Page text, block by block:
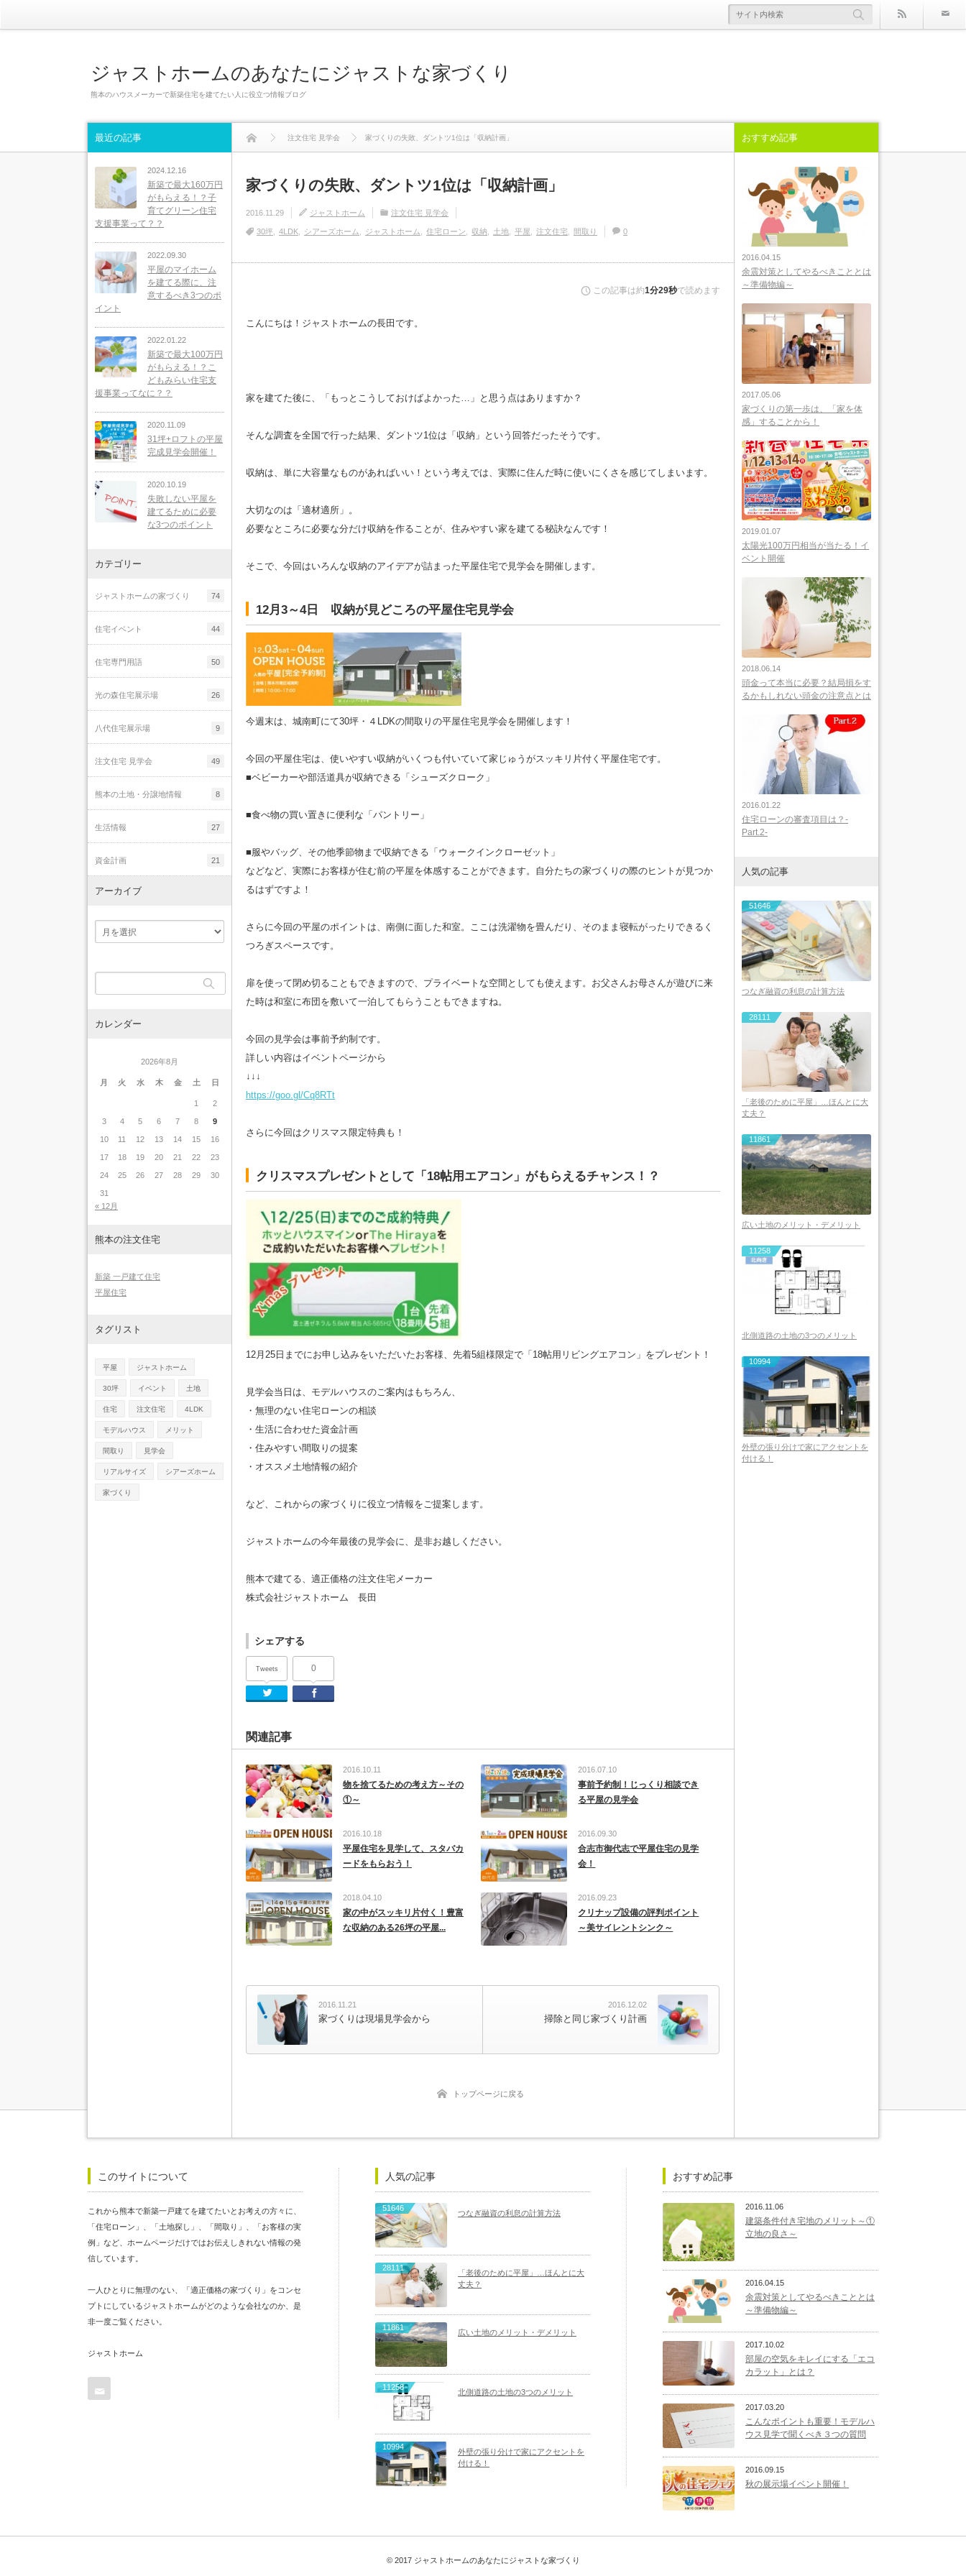
ジャストホームのあなたにジャストな家づくり
熊本のハウスメーカーで新築住宅を建てたい人に役立つ情報ブログ
注文住宅 見学会 家づくりの失敗、ダントツ1位は「収納計画」
家づくりの失敗、ダントツ1位は「収納計画」
2016.11.29 ジャストホーム 注文住宅 見学会
30坪 4LDK シアーズホーム ジャストホーム 住宅ローン 収納 土地 平屋 注文住宅 間取り 0
この記事は約1分29秒で読めます
こんにちは！ジャストホームの長田です。
家を建てた後に、「もっとこうしておけばよかった…」と思う点はありますか？
そんな調査を全国で行った結果、ダントツ1位は「収納」という回答だったそうです。
収納は、単に大容量なものがあればいい！という考えでは、実際に住んだ時に使いにくさを感じてしまいます。
大切なのは「適材適所」。
必要なところに必要な分だけ収納を作ることが、住みやすい家を建てる秘訣なんです！
そこで、今回はいろんな収納のアイデアが詰まった平屋住宅で見学会を開催します。
12月3～4日 収納が見どころの平屋住宅見学会
今週末は、城南町にて30坪・４LDKの間取りの平屋住宅見学会を開催します！
今回の平屋住宅は、使いやすい収納がいくつも付いていて家じゅうがスッキリ片付く平屋住宅です。
■ベビーカーや部活道具が収納できる「シューズクローク」
■食べ物の買い置きに便利な「パントリー」
■服やバッグ、その他季節物まで収納できる「ウォークインクローゼット」
などなど、実際にお客様が住む前の平屋を体感することができます。自分たちの家づくりの際のヒントが見つか
るはずですよ！
さらに今回の平屋のポイントは、南側に面した和室。ここは洗濯物を畳んだり、そのまま寝転がったりできるく
つろぎスペースです。
扉を使って閉め切ることもできますので、プライベートな空間としても使えます。お父さんお母さんが遊びに来
た時は和室に布団を敷いて一泊してもらうこともできますね。
今回の見学会は事前予約制です。
詳しい内容はイベントページから
↓↓↓
https://goo.gl/Cq8RTt
さらに今回はクリスマス限定特典も！
クリスマスプレゼントとして「18帖用エアコン」がもらえるチャンス！？
12月25日までにお申し込みをいただいたお客様、先着5組様限定で「18帖用リビングエアコン」をプレゼント！
見学会当日は、モデルハウスのご案内はもちろん、
・無理のない住宅ローンの相談
・生活に合わせた資金計画
・住みやすい間取りの提案
・オススメ土地情報の紹介
など、これからの家づくりに役立つ情報をご提案します。
ジャストホームの今年最後の見学会に、是非お越しください。
熊本で建てる、適正価格の注文住宅メーカー
株式会社ジャストホーム 長田
シェアする
Tweets
Twitter
0
関連記事
2016.10.11
物を捨てるための考え方～その
①～
2016.07.10
事前予約制！じっくり相談でき
る平屋の見学会
2016.10.18
平屋住宅を見学して、スタバカ
ードをもらおう！
2016.09.30
合志市御代志で平屋住宅の見学
会！
2018.04.10
家の中がスッキリ片付く！豊富
な収納のある26坪の平屋...
2016.09.23
クリナップ設備の評判ポイント
～美サイレントシンク～
2016.11.21
家づくりは現場見学会から
2016.12.02
掃除と同じ家づくり計画
トップページに戻る
最近の記事
2024.12.16
新築で最大160万円
がもらえる！？子
育てグリーン住宅
支援事業って？？
2022.09.30
平屋のマイホーム
を建てる際に、注
意するべき3つのポ
イント
2022.01.22
新築で最大100万円
がもらえる！？こ
どもみらい住宅支
援事業ってなに？？
2020.11.09
31坪+ロフトの平屋
完成見学会開催！
2020.10.19
失敗しない平屋を
建てるために必要
な3つのポイント
カテゴリー
ジャストホームの家づくり 74
住宅イベント 44
住宅専門用語 50
光の森住宅展示場 26
八代住宅展示場 9
注文住宅 見学会 49
熊本の土地・分譲地情報 8
生活情報 27
資金計画 21
アーカイブ
カレンダー
2026年8月
月 火 水 木 金 土 日
1 2
3 4 5 6 7 8 9
10 11 12 13 14 15 16
17 18 19 20 21 22 23
24 25 26 27 28 29 30
31
« 12月
熊本の注文住宅
新築 一戸建て住宅
平屋住宅
タグリスト
平屋 ジャストホーム
30坪 イベント 土地
住宅 注文住宅 4LDK
モデルハウス メリット
間取り 見学会
リアルサイズ シアーズホーム
家づくり
おすすめ記事
2016.04.15
余震対策としてやるべきこととは
～準備物編～
2017.05.06
家づくりの第一歩は、「家を体
感」することから！
2019.01.07
太陽光100万円相当が当たる！イ
ベント開催
2018.06.14
頭金って本当に必要？結局損をす
るかもしれない頭金の注意点とは
2016.01.22
住宅ローンの審査項目は？-
Part.2-
人気の記事
51646
つなぎ融資の利息の計算方法
28111
「老後のために平屋」…ほんとに大
丈夫？
11861
広い土地のメリット・デメリット
11258
北側道路の土地の3つのメリット
10994
外壁の張り分けで家にアクセントを
付ける！
このサイトについて
これから熊本で新築一戸建てを建てたいとお考えの方々に、
「住宅ローン」、「土地探し」、「間取り」、「お客様の実
例」など、ホームページだけではお伝えしきれない情報の発
信しています。
一人ひとりに無理のない、「適正価格の家づくり」をコンセ
プトにしているジャストホームがどのような会社なのか、是
非一度ご覧ください。
ジャストホーム
人気の記事
51646
つなぎ融資の利息の計算方法
28111
「老後のために平屋」…ほんとに大
丈夫？
11861
広い土地のメリット・デメリット
11258
北側道路の土地の3つのメリット
10994
外壁の張り分けで家にアクセントを
付ける！
おすすめ記事
2016.11.06
建築条件付き宅地のメリット～①
立地の良さ～
2016.04.15
余震対策としてやるべきこととは
～準備物編～
2017.10.02
部屋の空気をキレイにする「エコ
カラット」とは？
2017.03.20
こんなポイントも重要！モデルハ
ウス見学で聞くべき３つの質問
2016.09.15
秋の展示場イベント開催！
© 2017 ジャストホームのあなたにジャストな家づくり